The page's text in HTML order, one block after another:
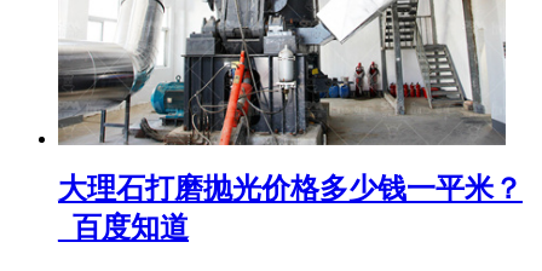
大理石打磨抛光价格多少钱一平米？
_百度知道